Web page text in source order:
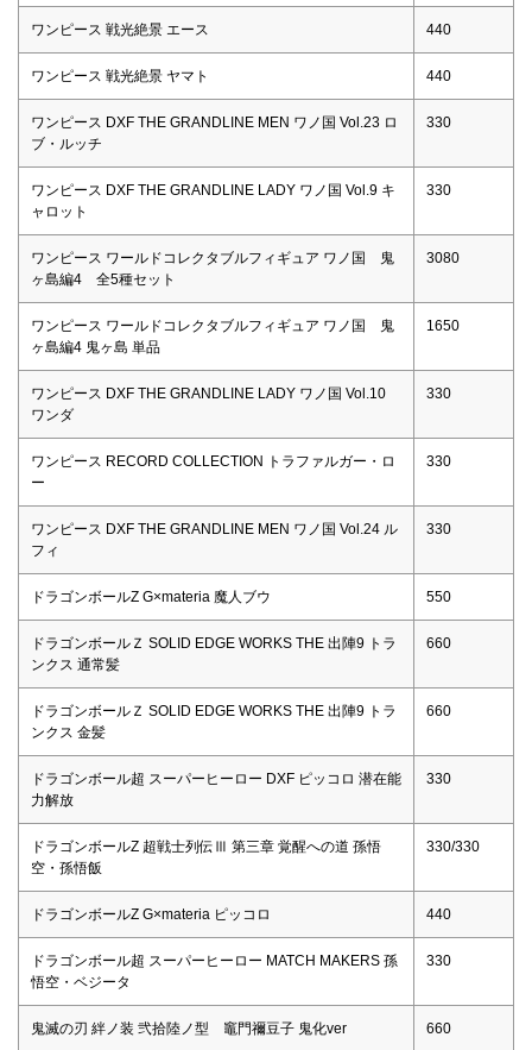
ワンピース 戦光絶景 エース 440
ワンピース 戦光絶景 ヤマト 440
ワンピース DXF THE GRANDLINE MEN ワノ国 Vol.23 ロ
ブ・ルッチ
330
ワンピース DXF THE GRANDLINE LADY ワノ国 Vol.9 キ
ャロット
330
ワンピース ワールドコレクタブルフィギュア ワノ国 鬼
ヶ島編4 全5種セット
3080
ワンピース ワールドコレクタブルフィギュア ワノ国 鬼
ヶ島編4 鬼ヶ島 単品
1650
ワンピース DXF THE GRANDLINE LADY ワノ国 Vol.10
ワンダ
330
ワンピース RECORD COLLECTION トラファルガー・ロ
ー
330
ワンピース DXF THE GRANDLINE MEN ワノ国 Vol.24 ル
フィ
330
ドラゴンボールZ G×materia 魔人ブウ 550
ドラゴンボールＺ SOLID EDGE WORKS THE 出陣9 トラ
ンクス 通常髪
660
ドラゴンボールＺ SOLID EDGE WORKS THE 出陣9 トラ
ンクス 金髪
660
ドラゴンボール超 スーパーヒーロー DXF ピッコロ 潜在能
力解放
330
ドラゴンボールZ 超戦士列伝Ⅲ 第三章 覚醒への道 孫悟
空・孫悟飯
330/330
ドラゴンボールZ G×materia ピッコロ 440
ドラゴンボール超 スーパーヒーロー MATCH MAKERS 孫
悟空・ベジータ
330
鬼滅の刃 絆ノ装 弐拾陸ノ型 竈門禰豆子 鬼化ver 660